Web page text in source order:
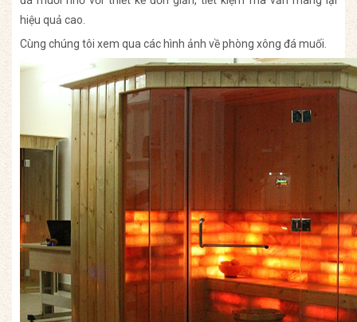
hiệu quả cao.
Cùng chúng tôi xem qua các hình ảnh về phòng xông đá muối.